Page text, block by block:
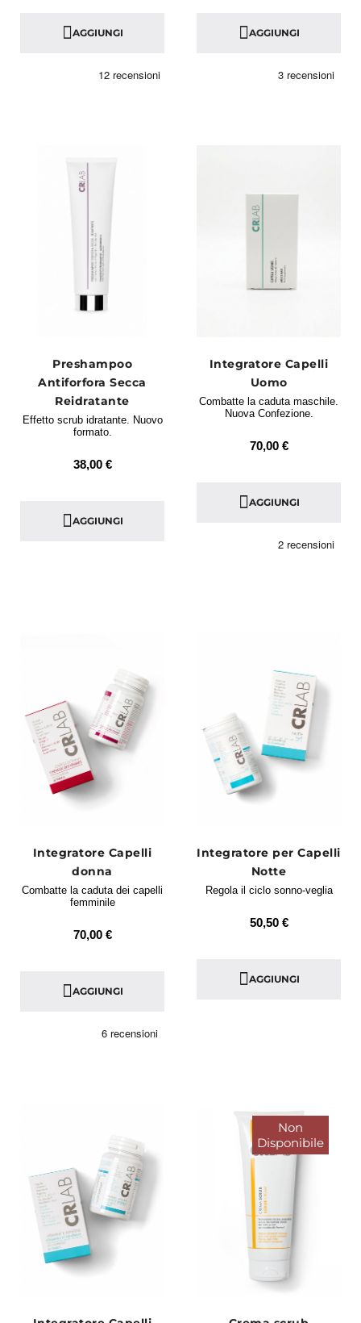
AGGIUNGI AGGIUNGI
Preshampoo
Antiforfora Secca
Reidratante
Effetto scrub idratante. Nuovo
formato.
38,00 €
AGGIUNGI
Integratore Capelli
Uomo
Combatte la caduta maschile.
Nuova Confezione.
70,00 €
AGGIUNGI
Integratore Capelli
donna
Combatte la caduta dei capelli
femminile
70,00 €
AGGIUNGI
Integratore per Capelli
Notte
Regola il ciclo sonno-veglia
50,50 €
AGGIUNGI
Non
Disponibile